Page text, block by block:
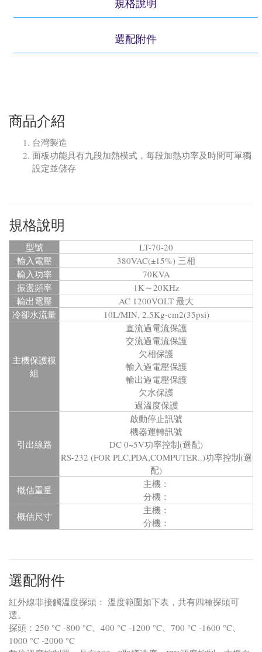
規格說明
選配附件
商品介紹
台灣製造
面板功能具有九段加熱模式，每段加熱功率及時間可單獨
設定並儲存
規格說明
型號
LT-70-20
輸入電壓
380VAC(±15%) 三相
輸入功率
70KVA
振盪頻率
1K～20KHz
輸出電壓
AC 1200VOLT 最大
冷卻水流量
10L/MIN, 2.5Kg-cm2(35psi)
主機保護模
組
直流過電流保護
交流過電流保護
欠相保護
輸入過電壓保護
輸出過電壓保護
欠水保護
過溫度保護
引出線路
啟動停止訊號
機器運轉訊號
DC 0~5V功率控制(選配)
RS-232 (FOR PLC,PDA,COMPUTER..)功率控制(選
配)
概估重量
主機：
分機：
概估尺寸
主機：
分機：
選配附件
紅外線非接觸溫度探頭： 溫度範圍如下表，共有四種探頭可
選。
探頭：250 °C -800 °C、400 °C -1200 °C、700 °C -1600 °C、
1000 °C -2000 °C